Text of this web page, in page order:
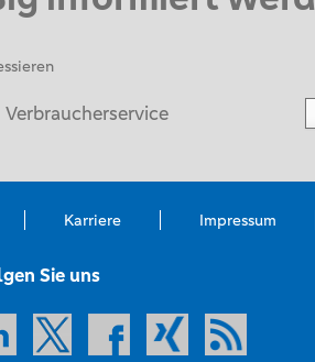
Verbraucherservice
Karriere Impressum
Sie uns